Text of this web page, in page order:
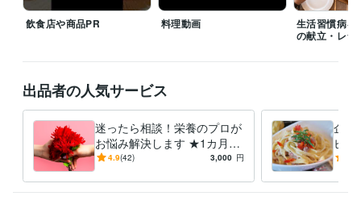
ンママ　離乳食づくりをラクにする！時短アイデアとスト…
女性自
身　小松菜×油揚げで骨活ふりかけ 女性自身　夏にぴったり！冷やし
ニューパートナー管理栄養
資格・検定
管理栄養士 取得年 : 2015年
食品衛生管理者
得意分野
住まい・美容・生活相談
飲食店や商品PR 料理動画
生活習慣病を
の献立・レシ
出品者の人気サービス
迷ったら相談！栄養のプロが
お悩み解決します ★1カ月間
の安心サポートを提供
4.9(42) 3,000 円
企業
ピ開
た料